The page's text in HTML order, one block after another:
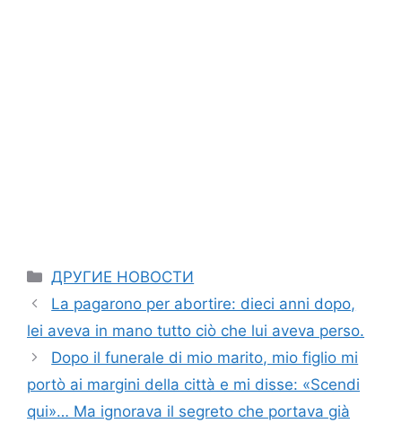
Categories
ДРУГИЕ НОВОСТИ
La pagarono per abortire: dieci anni dopo,
lei aveva in mano tutto ciò che lui aveva perso.
Dopo il funerale di mio marito, mio figlio mi
portò ai margini della città e mi disse: «Scendi
qui»… Ma ignorava il segreto che portava già